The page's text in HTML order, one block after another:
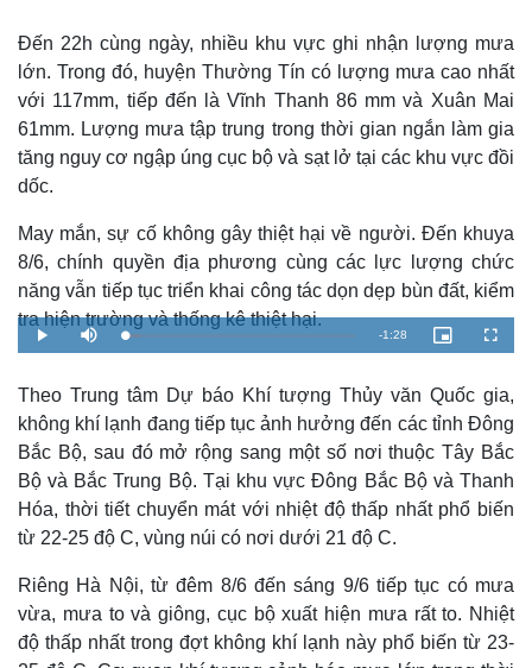
Đến 22h cùng ngày, nhiều khu vực ghi nhận lượng mưa
lớn. Trong đó, huyện Thường Tín có lượng mưa cao nhất
với 117mm, tiếp đến là Vĩnh Thanh 86 mm và Xuân Mai
61mm. Lượng mưa tập trung trong thời gian ngắn làm gia
tăng nguy cơ ngập úng cục bộ và sạt lở tại các khu vực đồi
dốc.
May mắn, sự cố không gây thiệt hại về người. Đến khuya
8/6, chính quyền địa phương cùng các lực lượng chức
năng vẫn tiếp tục triển khai công tác dọn dẹp bùn đất, kiểm
tra hiện trường và thống kê thiệt hại.
P
l
M
u
L
o
e
d
6
.
5
9
R
a
i
n
n
g
T
-1:28
P
i
u
r
-
n
P
i
t
u
F
u
s
c
e
n
Theo Trung tâm Dự báo Khí tượng Thủy văn Quốc gia,
không khí lạnh đang tiếp tục ảnh hưởng đến các tỉnh Đông
Bắc Bộ, sau đó mở rộng sang một số nơi thuộc Tây Bắc
Bộ và Bắc Trung Bộ. Tại khu vực Đông Bắc Bộ và Thanh
Hóa, thời tiết chuyển mát với nhiệt độ thấp nhất phổ biến
từ 22-25 độ C, vùng núi có nơi dưới 21 độ C.
Riêng Hà Nội, từ đêm 8/6 đến sáng 9/6 tiếp tục có mưa
vừa, mưa to và giông, cục bộ xuất hiện mưa rất to. Nhiệt
độ thấp nhất trong đợt không khí lạnh này phổ biến từ 23-